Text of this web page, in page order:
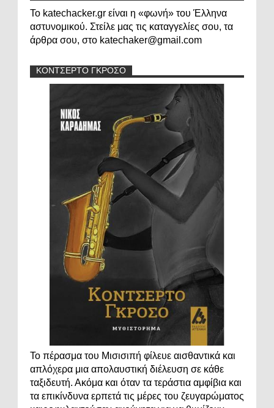
Το katechacker.gr είναι η «φωνή» του Έλληνα
αστυνομικού. Στείλε μας τις καταγγελίες σου, τα
άρθρα σου, στο katechaker@gmail.com
ΚΟΝΤΣΕΡΤΟ ΓΚΡΟΣΟ
Το πέρασμα του Μισισιπή φίλευε αισθαντικά και
απλόχερα μια απολαυστική διέλευση σε κάθε
ταξιδευτή. Ακόμα και όταν τα τεράστια αμφίβια και
τα επικίνδυνα ερπετά τις μέρες του ζευγαρώματος